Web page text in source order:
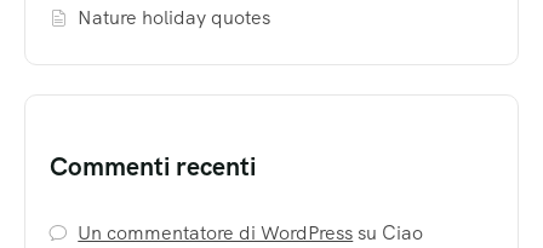
Nature holiday quotes
Commenti recenti
Un commentatore di WordPresssu Ciao